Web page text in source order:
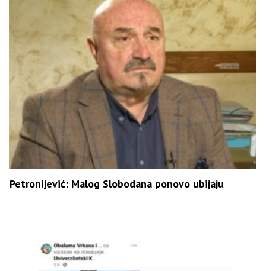
Petronijević: Malog Slobodana ponovo ubijaju